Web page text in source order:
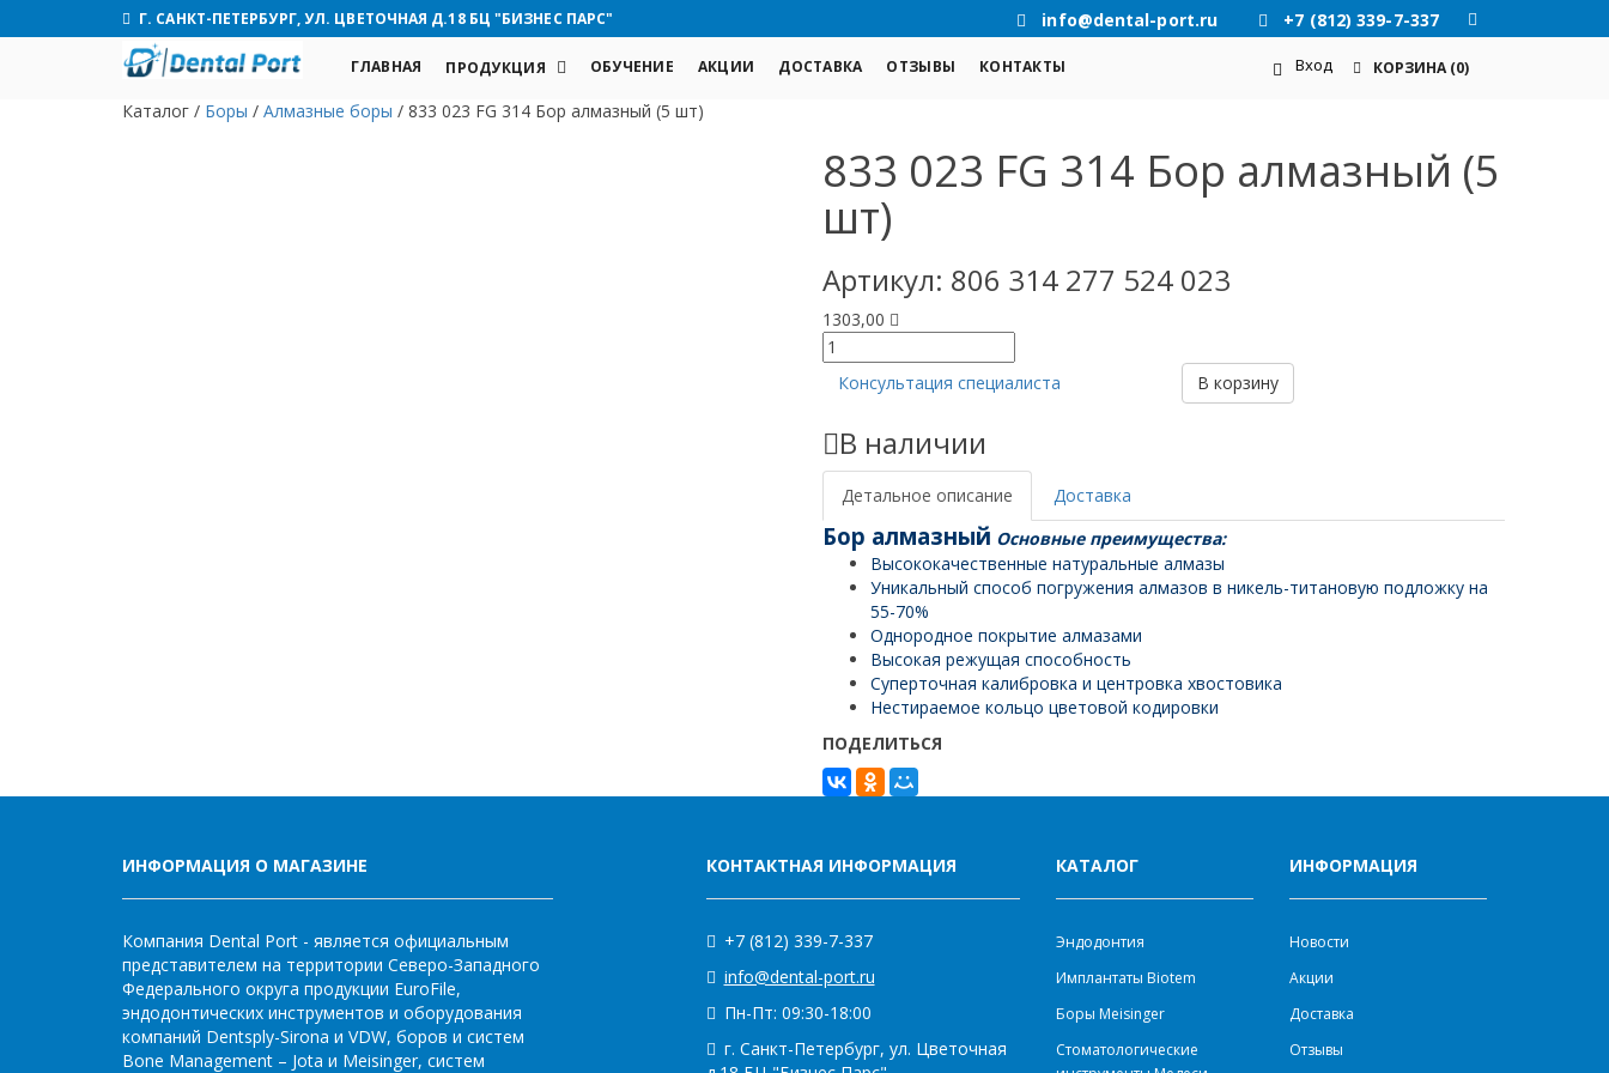
Г. САНКТ-ПЕТЕРБУРГ, УЛ. ЦВЕТОЧНАЯ Д.18 БЦ "БИЗНЕС ПАРС" info@dental-port.ru +7 (812) 339-7-337
ГЛАВНАЯ ПРОДУКЦИЯ ОБУЧЕНИЕ АКЦИИ ДОСТАВКА ОТЗЫВЫ КОНТАКТЫ Вход КОРЗИНА (0)
Каталог / Боры / Алмазные боры / 833 023 FG 314 Бор алмазный (5 шт)
833 023 FG 314 Бор алмазный (5
шт)
Артикул: 806 314 277 524 023
1303,00
Количество
товара
833
FG
314
Бор
алмазный
(5
шт)
Консультация специалиста В корзину
В наличии
Детальное описание Доставка
Бор алмазный Основные преимущества:
Высококачественные натуральные алмазы
Уникальный способ погружения алмазов в никель-титановую подложку на
55-70%
Однородное покрытие алмазами
Высокая режущая способность
Суперточная калибровка и центровка хвостовика
Нестираемое кольцо цветовой кодировки
ПОДЕЛИТЬСЯ
ИНФОРМАЦИЯ О МАГАЗИНЕ
Компания Dental Port - является официальным
представителем на территории Северо-Западного
Федерального округа продукции EuroFile,
эндодонтических инструментов и оборудования
компаний Dentsply-Sirona и VDW, боров и систем
Bone Management – Jota и Meisinger, систем
КОНТАКТНАЯ ИНФОРМАЦИЯ
+7 (812) 339-7-337
info@dental-port.ru
Пн-Пт: 09:30-18:00
г. Санкт-Петербург, ул. Цветочная
КАТАЛОГ
Эндодонтия
Имплантаты Biotem
Боры Meisinger
Стоматологические
ИНФОРМАЦИЯ
Новости
Акции
Доставка
Отзывы